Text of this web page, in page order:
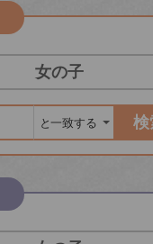
女の子
検